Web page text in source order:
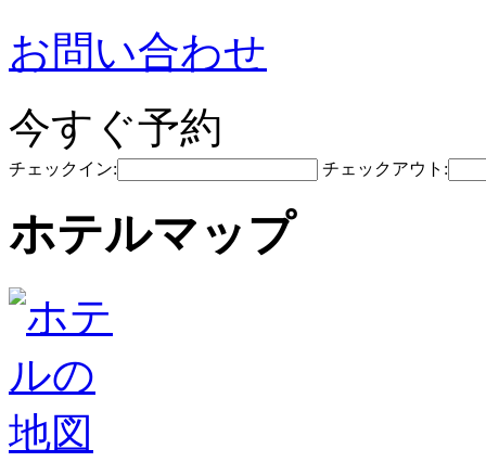
お問い合わせ
今すぐ予約
チェックイン: チェックアウト:
ホテルマップ